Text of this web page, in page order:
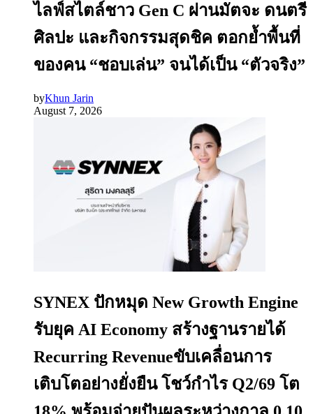
ไลฟ์สไตล์ชาว Gen C ผ่านมัตจะ ดนตรี
ศิลปะ และกิจกรรมสุดชิค ตอกย้ำพื้นที่
ของคน “ชอบเล่น” จนได้เป็น “ตัวจริง”
byKhun Jarin
August 7, 2026
SYNEX ปักหมุด New Growth Engine
รับยุค AI Economy สร้างฐานรายได้
Recurring Revenueขับเคลื่อนการ
เติบโตอย่างยั่งยืน โชว์กำไร Q2/69 โต